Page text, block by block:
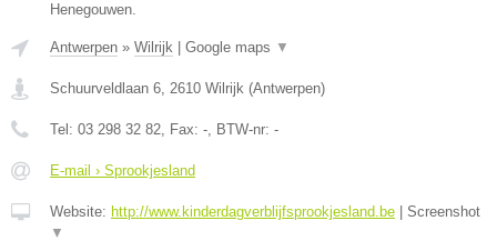
Henegouwen.
Antwerpen » Wilrijk Google maps ▼
Schuurveldlaan 6, 2610 Wilrijk (Antwerpen)
Tel: 03 298 32 82, Fax: -, BTW-nr: -
E-mail › Sprookjesland
Website: http://www.kinderdagverblijfsprookjesland.be
Screenshot
▼